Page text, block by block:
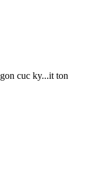
cuc ky...it ton